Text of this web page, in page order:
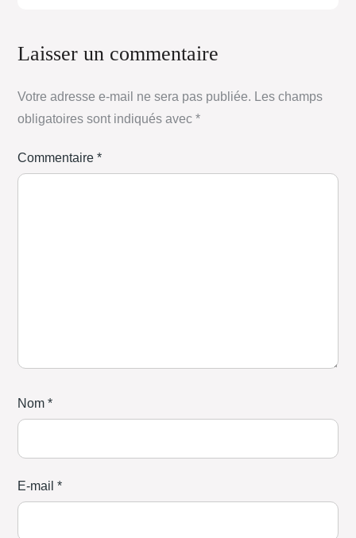
Laisser un commentaire
Votre adresse e-mail ne sera pas publiée. Les champs
obligatoires sont indiqués avec*
Commentaire*
Nom*
E-mail*